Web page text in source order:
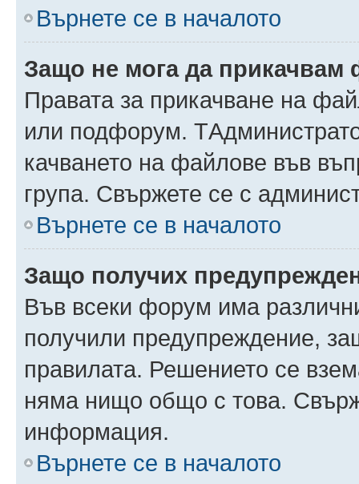
Върнете се в началото
Защо не мога да прикачвам
Правата за прикачване на
или подфорум.
качването на файлове във
група. Свържете се с
Върнете се в началото
Защо получих
Във всеки форум има
получили предупреждение,
правилата. Решението се
няма нищо общо с това.
информация.
Върнете се в началото